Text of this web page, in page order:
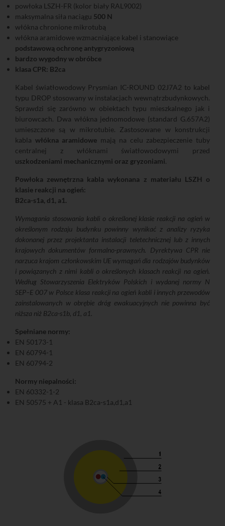
powłoka LSZH-FR (kolor biały RAL9002)
maksymalna siła naciągu 500 N
włókna chronione mikrotubą
włókna aramidowe wzmacniające kabel i stanowiące
podstawową ochronę antygryzoniową
bardzo wygodny w obróbce
klasa CPR: B2ca
Kabel światłowodowy Prysmian IC-ROUND 02J7A2 to kabel
typu DROP stosowany w instalacjach wewnątrzbudynkowych.
Sprawdzi się zarówno w obiektach typu mieszkalnego jak i
biurowcach. Dwa włókna jednomodowe (standard G.657A2)
umieszczone są w mikrotubie. Zastosowane w konstrukcji
kabla włókna aramidowe mają na celu zabezpieczenie tuby
centralnej z włóknami światłowodowymi przed
uszkodzeniami mechanicznymi oraz gryzoniami.
Powłoka zewnętrzna kabla wykonana z materiału LSZH o
klasie reakcji na ogień:
B2ca-s1a, d1, a1.
Wymagania stosowania kabli o określonej klasie reakcji na ogień w
określonym rodzaju budynku powinny wynikać z analizy ryzyka
dokonanej przez projektanta instalacji teletechnicznej lub z innych
krajowych dokumentów formalno-prawnych. Dyrektywa CPR nie
narzuca krajom członkowskim UE wymagań dla rodzajów budynków
i powiązanych z nimi kabli o określonych klasach reakcji na ogień.
Według Stowarzyszenia Elektryków Polskich i wydanej normy N
SEP–E 007 w Polsce klasa reakcji na ogień kabli i innych przewodów
zainstalowanych w obrębie dróg ewakuacyjnych nie powinna być
niższa niż B2ca-s1b, d1, a1.
Spełniane normy:
EN 50173-1
EN 60794-1
EN 60794-2
Normy niepalności:
EN 60332-1-2
EN 50575 + A1 - klasa B2ca-s1a,d1,a1